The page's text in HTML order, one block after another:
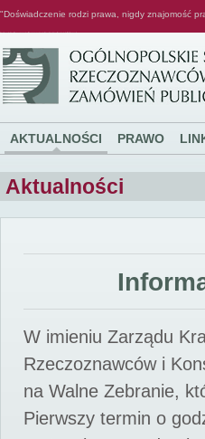
"Doświadczenie rodzi prawa, nigdy znajomość
AKTUALNOŚCI PRAWO
Aktualności
W imieniu Zarządu
Rzeczoznawców i
na Walne Zebranie,
Pierwszy termin o